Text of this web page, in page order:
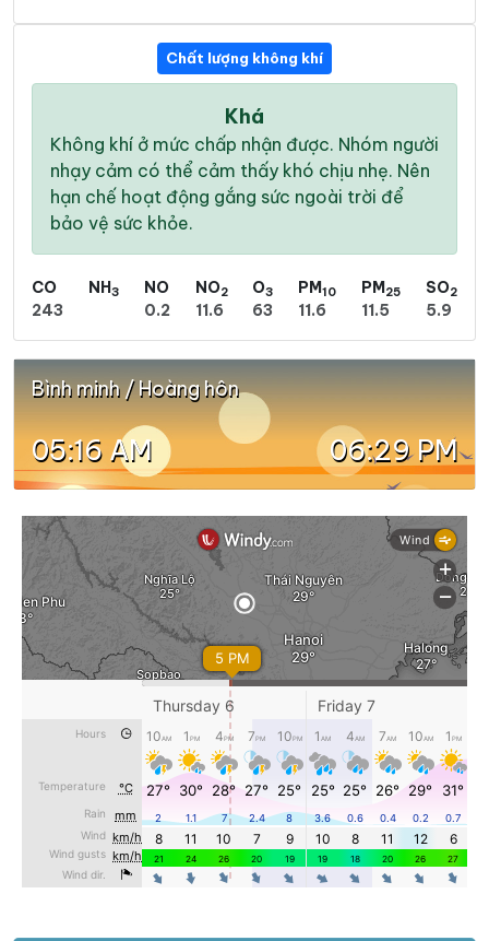
Chất lượng không khí
Khá
Không khí ở mức chấp nhận được. Nhóm người
nhạy cảm có thể cảm thấy khó chịu nhẹ. Nên
hạn chế hoạt động gắng sức ngoài trời để
bảo vệ sức khỏe.
CO
243
NH3
NO
0.2
NO2
11.6
O3
63
PM10
11.6
PM25
11.5
SO2
5.9
Bình minh / Hoàng hôn
05:16 AM 06:29 PM